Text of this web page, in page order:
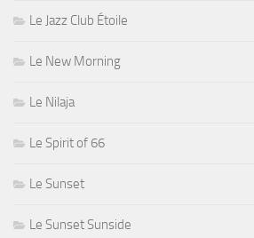
Le Jazz Club Étoile
Le New Morning
Le Nilaja
Le Spirit of 66
Le Sunset
Le Sunset Sunside